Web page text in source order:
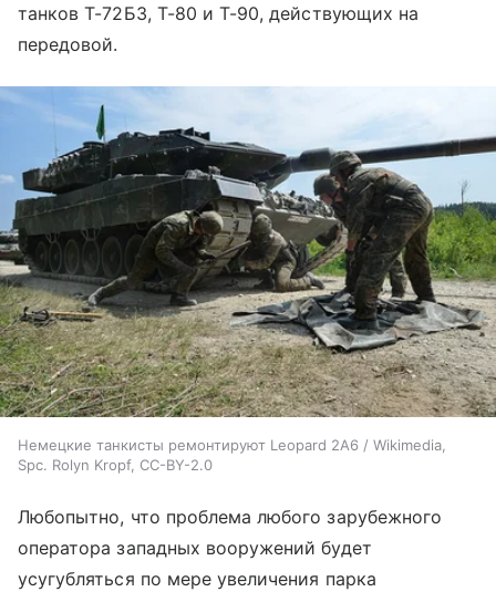
танков Т-72Б3, Т-80 и Т-90, действующих на
передовой.
Немецкие танкисты ремонтируют Leopard 2A6 / Wikimedia,
Spc. Rolyn Kropf, CC-BY-2.0
Любопытно, что проблема любого зарубежного
оператора западных вооружений будет
усугубляться по мере увеличения парка